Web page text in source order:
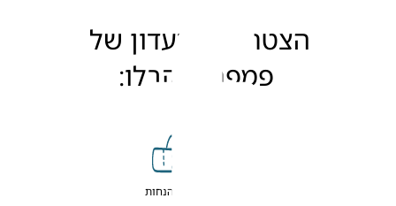
הצטרפו למועדון של
פמפרס וקבלו: